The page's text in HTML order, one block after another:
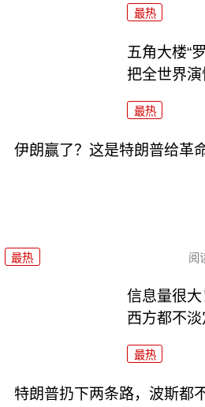
最热
五角大楼“
把全世界演
最热
伊朗赢了？这是特朗普给革
最热 阅
信息量很
西方都不淡
最热
特朗普扔下两条路，波斯都